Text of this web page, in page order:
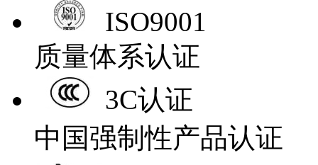
ISO9001
质量体系认证
3C认证
中国强制性产品认证